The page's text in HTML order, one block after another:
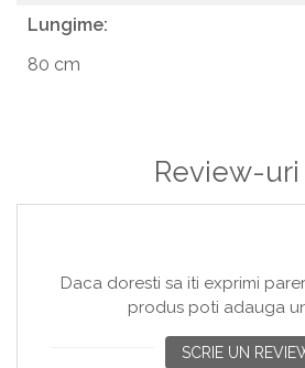
Lungime:
80 cm
Review-uri
Daca doresti sa iti exprimi
produs poti adauga
SCRIE UN